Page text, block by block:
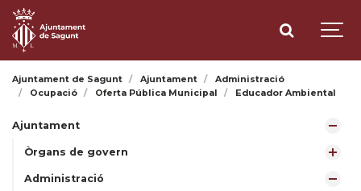
Ajuntament de Sagunt Ajuntament
Administració
Ocupació
Oferta Pública Municipal Educador Ambiental
Ajuntament
Òrgans de govern
Administració